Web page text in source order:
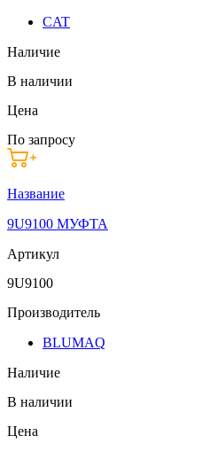
CAT
Наличие
В наличии
Цена
По запросу
Название
9U9100 МУФТА
Артикул
9U9100
Производитель
BLUMAQ
Наличие
В наличии
Цена